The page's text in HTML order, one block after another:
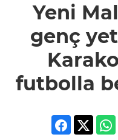
Yeni
genç
futbolla